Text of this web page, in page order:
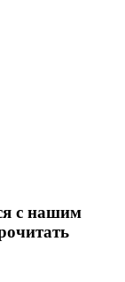
с нашим